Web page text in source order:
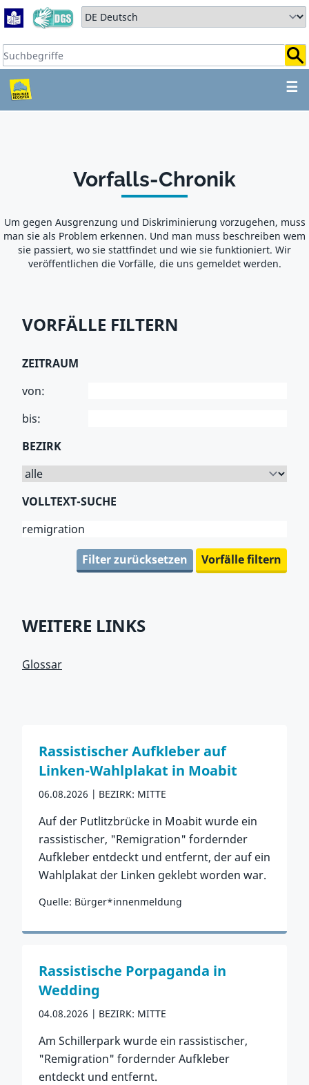
Zum Hauptbereich springen
Zum Hauptmenü springen
Sprache auswählen:
Suchbegriffe:
☰
ZUM HAUPTBEREICH
Vorfalls-Chronik
Um gegen Ausgrenzung und Diskriminierung vorzugehen, muss
man sie als Problem erkennen. Und man muss beschreiben wem
sie passiert, wo sie stattfindet und wie sie funktioniert. Wir
veröffentlichen die Vorfälle, die uns gemeldet werden.
VORFÄLLE FILTERN
ZEITRAUM
von:
bis:
BEZIRK
VOLLTEXT-SUCHE
Filter zurücksetzen
Vorfälle filtern
WEITERE LINKS
Glossar
Rassistischer Aufkleber auf
Linken-Wahlplakat in Moabit
06.08.2026 BEZIRK: MITTE
Auf der Putlitzbrücke in Moabit wurde ein
rassistischer, "Remigration" fordernder
Aufkleber entdeckt und entfernt, der auf ein
Wahlplakat der Linken geklebt worden war.
Quelle: Bürger*innenmeldung
Zum Vorfall
Rassistische Porpaganda in
Wedding
04.08.2026 BEZIRK: MITTE
Am Schillerpark wurde ein rassistischer,
"Remigration" fordernder Aufkleber
entdeckt und entfernt.